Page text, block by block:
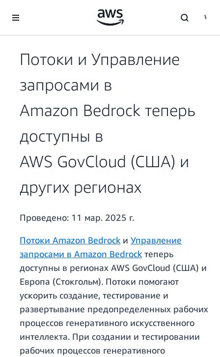
Перейти к главному контенту
Потоки и Управление
запросами в
Amazon Bedrock теперь
доступны в
AWS GovCloud (США) и
других регионах
Проведено: 11 мар. 2025 г.
Потоки Amazon Bedrock и Управление
запросами в Amazon Bedrock теперь
доступны в регионах AWS GovCloud (США) и
Европа (Стокгольм). Потоки помогают
ускорить создание, тестирование и
развертывание предопределенных рабочих
процессов генеративного искусственного
интеллекта. При создании и тестировании
рабочих процессов генеративного